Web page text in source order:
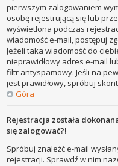
pierwszym zalogowaniem
osobę rejestrującą się lub
wyświetlona podczas
wiadomość e-mail, postępuj
Jeżeli taka wiadomość do
nieprawidłowy adres e-mail
filtr antyspamowy. Jeśli na
jest prawidłowy, spróbuj
Góra
Rejestracja została
się zalogować?!
Spróbuj znaleźć e-mail
rejestracji. Sprawdź w nim